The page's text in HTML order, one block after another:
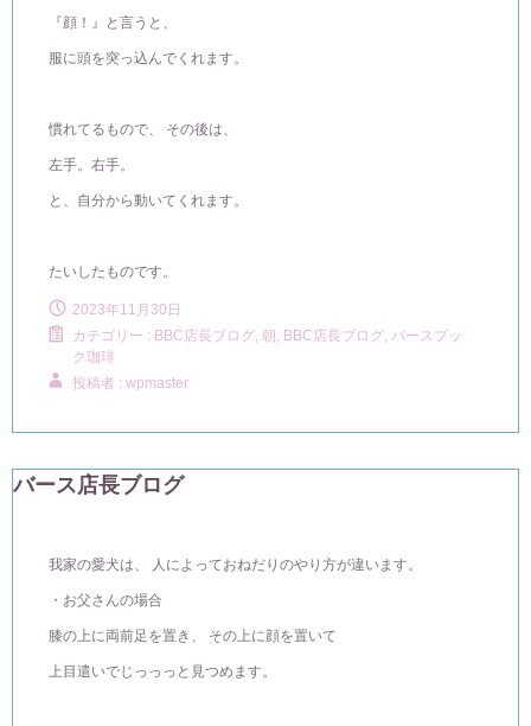
『顔！』と言うと、
服に頭を突っ込んでくれます。
慣れてるもので、 その後は、
左手。右手。
と、自分から動いてくれます。
たいしたものです。
2023年11月30日
カテゴリー : BBC店長ブログ 朝, BBC店長ブログ バースブッ
ク珈琲
投稿者 : wpmaster
バース店長ブログ
我家の愛犬は、 人によっておねだりのやり方が違います。
・お父さんの場合
膝の上に両前足を置き、 その上に顔を置いて
上目遣いでじっっっと見つめます。